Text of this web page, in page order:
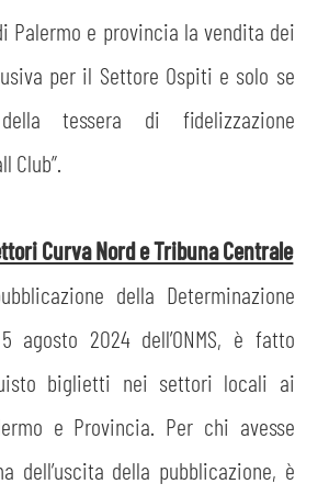
FINANZIARIA
Palermo e provincia la vendita dei
per il Settore Ospiti e solo se
tessera di fidelizzazione
Club”.
Curva Nord e Tribuna Centrale
della Determinazione
agosto 2024 dell’ONMS, è fatto
biglietti nei settori locali ai
e Provincia. Per chi avesse
dell’uscita della pubblicazione, è